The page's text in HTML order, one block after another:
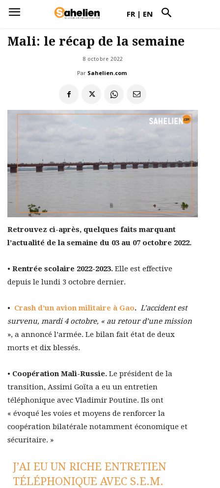
FR | EN
Mali: le récap de la semaine
8 octobre 2022
Par Sahelien.com
Retrouvez ci-après, quelques faits marquant
l’actualité de la semaine du 03 au 07 octobre 2022.
• Rentrée scolaire 2022-2023. Elle est effective
depuis le lundi 3 octobre dernier.
• Crash d’un avion militaire à Gao. L’accident est
survenu, mardi 4 octobre, « au retour d’une mission
», a annoncé l’armée. Le bilan fait état de deux
morts et dix blessés.
• Coopération Mali-Russie. Le président de la
transition, Assimi Goïta a eu un entretien
téléphonique avec Vladimir Poutine. Ils ont
« évoqué les voies et moyens de renforcer la
coopération bilatérale notamment économique et
sécuritaire. »
J’AI EU UN RICHE ENTRETIEN
TÉLÉPHONIQUE AVEC S.E.M.